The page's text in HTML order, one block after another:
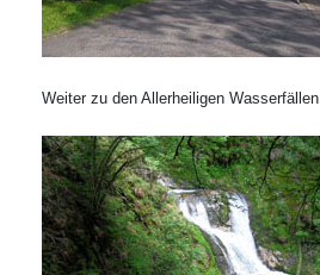
Weiter zu den Allerheiligen Wasserfällen